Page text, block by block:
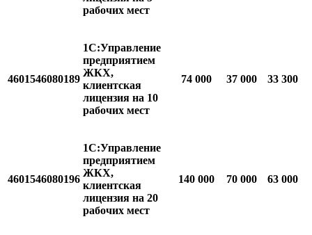
рабочих мест
4601546080189
1С:Управление
предприятием
ЖКХ,
клиентская
лицензия на 10
рабочих мест
74 000 37 000 33 300
4601546080196
1С:Управление
предприятием
ЖКХ,
клиентская
лицензия на 20
рабочих мест
140 000 70 000 63 000